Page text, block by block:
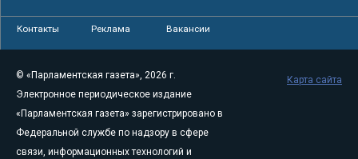
Контакты Реклама Вакансии
© «Парламентская газета», 2026 г.
Электронное периодическое издание
«Парламентская газета» зарегистрировано в
Федеральной службе по надзору в сфере
связи, информационных технологий и
Карта сайта